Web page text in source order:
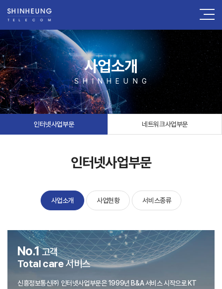
사업소개
S H I N H E U N G
인터넷사업부문 네트워크사업부문
인터넷사업부문
사업소개 사업현황 서비스종류
No.1고객
Total care서비스
신흥정보통신㈜ 인터넷사업부문은 1999년 B&A 서비스 시작으로 KT